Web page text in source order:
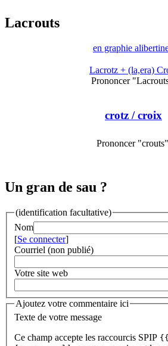
Lacrouts
en graphie
Lacrotz + (la,era)
Prononcer
crotz / croix
Prononcer
Un gran de sau ?
(identification facultative)
Nom
[Se connecter]
Courriel (non publié)
Votre site web
Ajoutez votre commentaire ici
Texte de votre message
Ce champ accepte les raccourcis SPIP